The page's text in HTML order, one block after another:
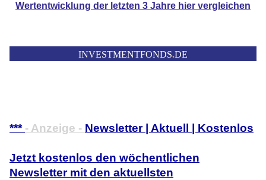
Wertentwicklung der letzten 3 Jahre hier vergleichen
INVESTMENTFONDS.DE
*** - Anzeige - Newsletter | Aktuell | Kostenlos
Jetzt kostenlos den wöchentlichen
Newsletter mit den aktuellsten